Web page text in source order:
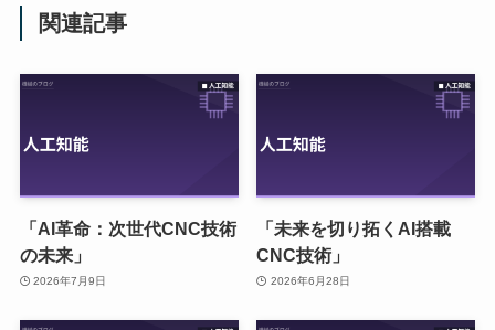
関連記事
「AI革命：次世代CNC技術
の未来」
2026年7月9日
「未来を切り拓くAI搭載
CNC技術」
2026年6月28日